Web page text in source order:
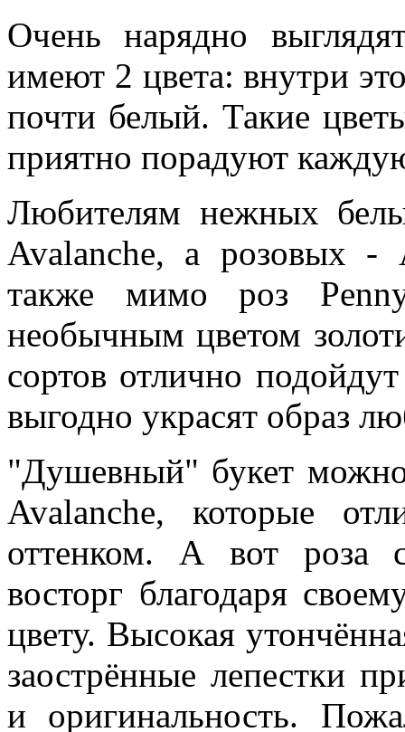
Очень нарядно
имеют 2 цвета: внутри
почти белый. Такие
приятно порадуют
Любителям нежных
Avalanche, а розовых
также мимо роз
необычным цветом
сортов отлично
выгодно украсят образ
"Душевный" букет
Avalanche, которые
оттенком. А вот роза
восторг благодаря
цвету. Высокая
заострённые лепестки
и оригинальность.